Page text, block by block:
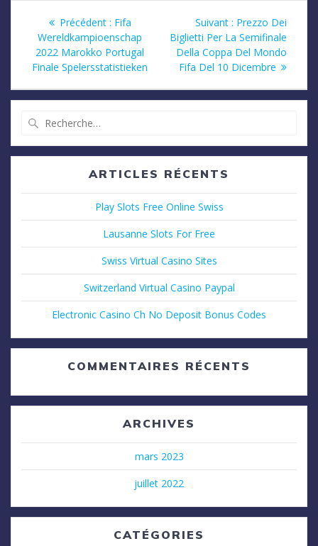
Navigation
l’article
Précédent : Article
précédent
:
Fifa
Wereldkampioenschap
2022 Marokko Portugal
Finale Spelersstatistieken
Suivant : Article
suivant
:
Prezzo Dei
Biglietti Per La Semifinale
Della Coppa Del Mondo
Fifa Del 10 Dicembre
:
ARTICLES RÉCENTS
Play Slots Free Online Swiss
Lausanne Slots For Free
Swiss Virtual Casino Sites
Switzerland Virtual Casino Paypal
Electronic Casino Ch No Deposit Bonus Codes
COMMENTAIRES RÉCENTS
ARCHIVES
mars 2023
juillet 2022
CATÉGORIES